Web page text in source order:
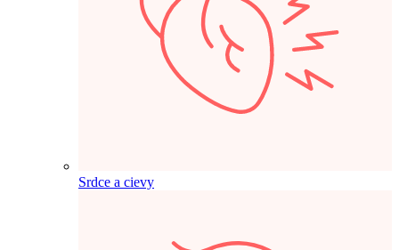
Srdce a cievy